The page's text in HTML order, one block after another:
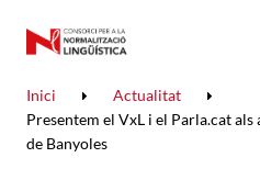
Inici
Actualitat
Presentem el VxL i el Parla.cat
de Banyoles